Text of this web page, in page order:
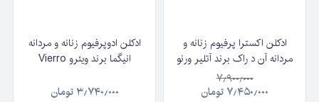
ادکلن اکسترا پرفیوم زنانه و
مردانه آن د راک برند آتلیر ورنو
On the Rock by Atelier
Verno حجم ۱۰۰ میلی‌لیتر
۷٫۹۰۰٫۰۰۰
۷٫۴۵۰٫۰۰۰ تومان
ادکلن ادوپرفیوم زنانه و مردانه
انیگما برند ویئرو Vierro
۳٫۷۴۰٫۰۰۰تومان